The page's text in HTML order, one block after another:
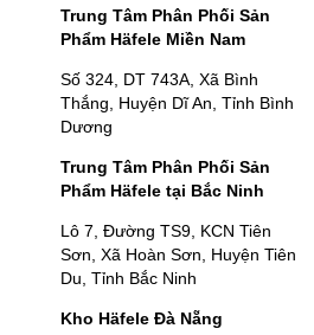
Trung Tâm Phân Phối Sản
Phẩm Häfele Miền Nam
Số 324, DT 743A, Xã Bình
Thắng, Huyện Dĩ An, Tỉnh Bình
Dương
Trung Tâm Phân Phối Sản
Phẩm Häfele tại Bắc Ninh
Lô 7, Đường TS9, KCN Tiên
Sơn, Xã Hoàn Sơn, Huyện Tiên
Du, Tỉnh Bắc Ninh
Kho Häfele Đà Nẵng